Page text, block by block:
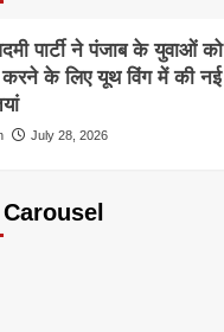
पार्टी ने पंजाब के युवाओं को
के लिए यूथ विंग में की नई
July 28, 2026